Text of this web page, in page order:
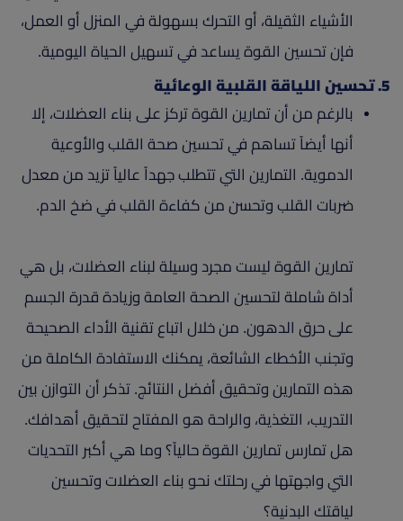
الأشياء الثقيلة، أو التحرك بسهولة في المنزل أو العمل،
فإن تحسين القوة يساعد في تسهيل الحياة اليومية.
5. تحسين اللياقة القلبية الوعائية
بالرغم من أن تمارين القوة تركز على بناء العضلات، إلا
أنها أيضاً تساهم في تحسين صحة القلب والأوعية
الدموية. التمارين التي تتطلب جهداً عالياً تزيد من معدل
ضربات القلب وتحسن من كفاءة القلب في ضخ الدم.
تمارين القوة ليست مجرد وسيلة لبناء العضلات، بل هي
أداة شاملة لتحسين الصحة العامة وزيادة قدرة الجسم
على حرق الدهون. من خلال اتباع تقنية الأداء الصحيحة
وتجنب الأخطاء الشائعة، يمكنك الاستفادة الكاملة من
هذه التمارين وتحقيق أفضل النتائج. تذكر أن التوازن بين
التدريب، التغذية، والراحة هو المفتاح لتحقيق أهدافك.
هل تمارس تمارين القوة حالياً؟ وما هي أكبر التحديات
التي واجهتها في رحلتك نحو بناء العضلات وتحسين
لياقتك البدنية؟